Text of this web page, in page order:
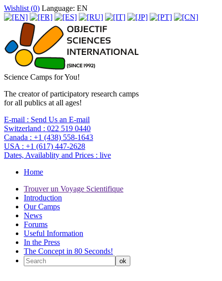
Wishlist (0) Language: EN
Science Camps for You!
The creator of participatory research camps
for all publics at all ages!
E-mail : Send Us an E-mail
Switzerland : 022 519 0440
Canada : +1 (438) 558-1643
USA : +1 (617) 447-2628
Dates, Availablity and Prices : live
Home
Trouver un Voyage Scientifique
Introduction
Our Camps
News
Forums
Useful Information
In the Press
The Concept in 80 Seconds!